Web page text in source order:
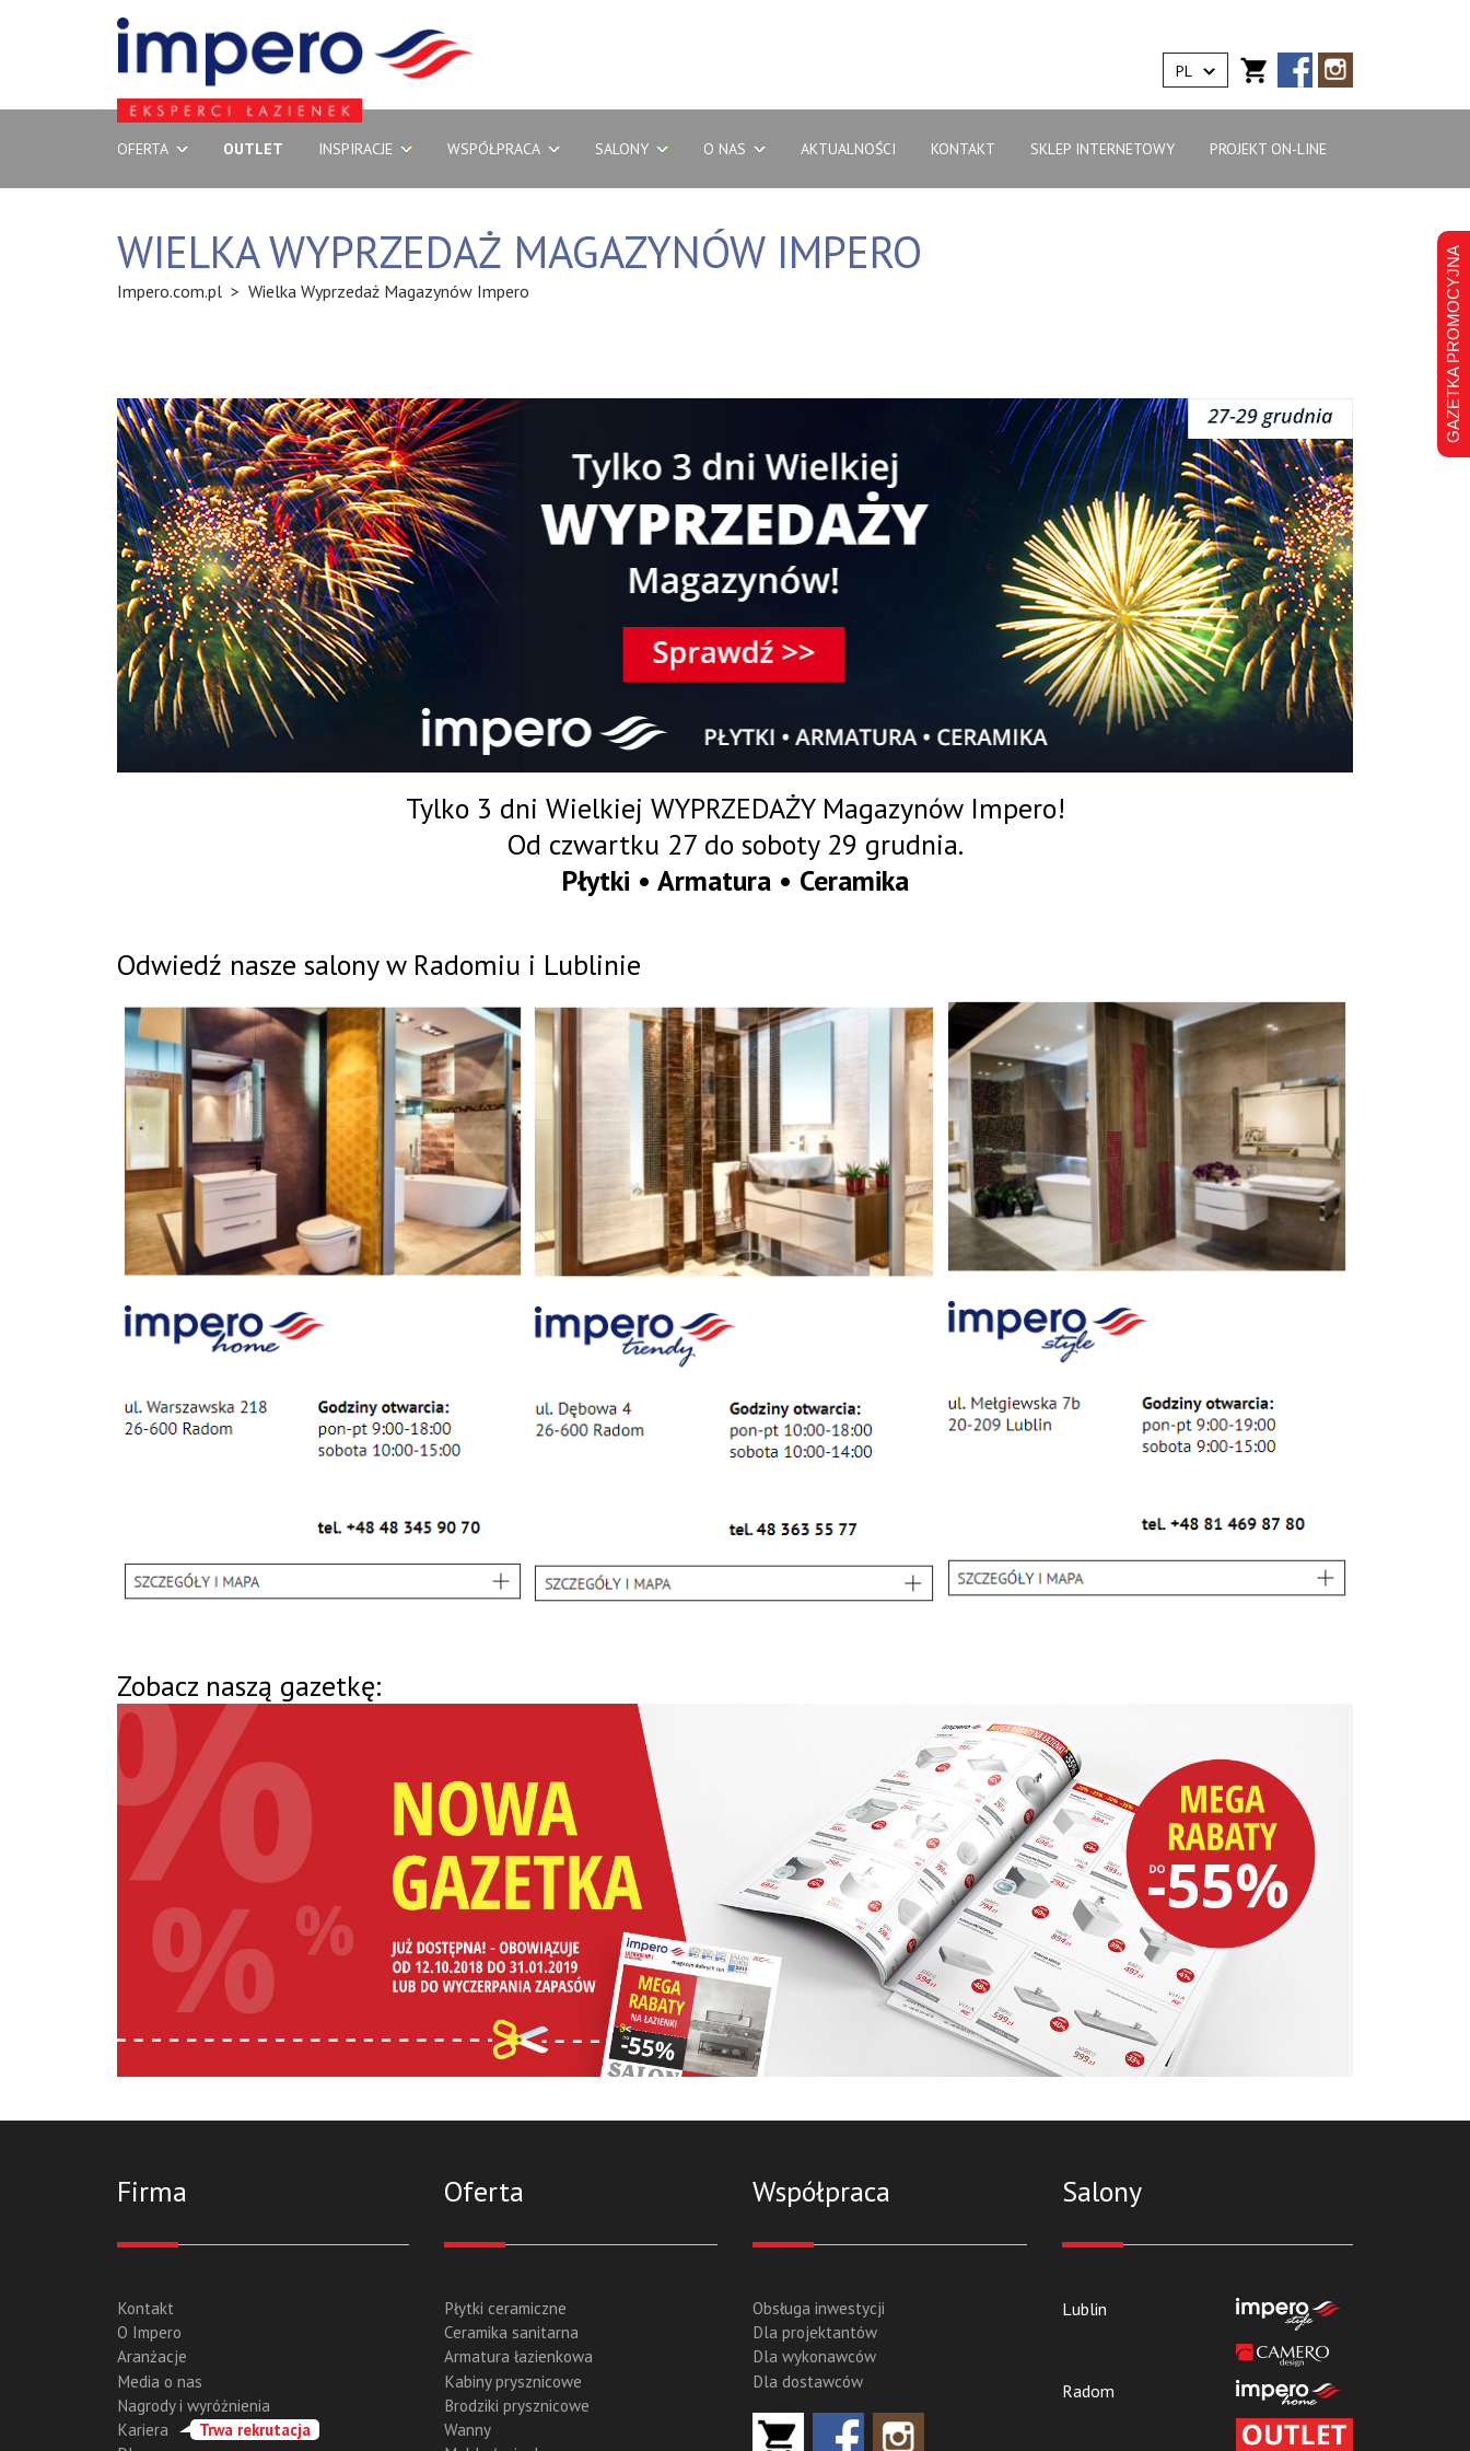
PL
OFERTA OUTLET INSPIRACJE WSPÓŁPRACA SALONY O NAS AKTUALNOŚCI KONTAKT SKLEP INTERNETOWY PROJEKT ON-LINE
WIELKA WYPRZEDAŻ MAGAZYNÓW IMPERO
Impero.com.pl > Wielka Wyprzedaż Magazynów Impero
Tylko 3 dni Wielkiej WYPRZEDAŻY Magazynów Impero!
Od czwartku 27 do soboty 29 grudnia.
Płytki • Armatura • Ceramika
Odwiedź nasze salony w Radomiu i Lublinie
Zobacz naszą gazetkę:
Firma
Kontakt
O Impero
Aranżacje
Media o nas
Nagrody i wyróżnienia
Kariera
Trwa rekrutacja
Oferta
Płytki ceramiczne
Ceramika sanitarna
Armatura łazienkowa
Kabiny prysznicowe
Brodziki prysznicowe
Wanny
Współpraca
Obsługa inwestycji
Dla projektantów
Dla wykonawców
Dla dostawców
Salony
Lublin
Radom
GAZETKA PROMOCYJNA